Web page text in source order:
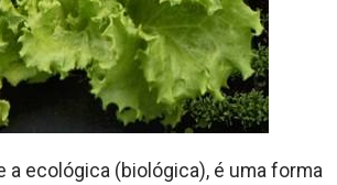
ecológica (biológica), é uma forma